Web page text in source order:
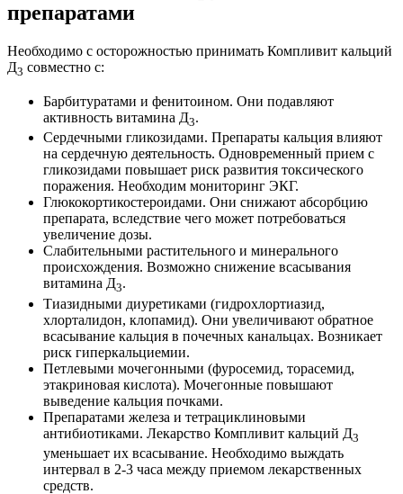
препаратами
Необходимо с осторожностью принимать Компливит кальций
Д3 совместно с:
Барбитуратами и фенитоином. Они подавляют
активность витамина Д3.
Сердечными гликозидами. Препараты кальция влияют
на сердечную деятельность. Одновременный прием с
гликозидами повышает риск развития токсического
поражения. Необходим мониторинг ЭКГ.
Глюкокортикостероидами. Они снижают абсорбцию
препарата, вследствие чего может потребоваться
увеличение дозы.
Слабительными растительного и минерального
происхождения. Возможно снижение всасывания
витамина Д3.
Тиазидными диуретиками (гидрохлортиазид,
хлорталидон, клопамид). Они увеличивают обратное
всасывание кальция в почечных канальцах. Возникает
риск гиперкальциемии.
Петлевыми мочегонными (фуросемид, торасемид,
этакриновая кислота). Мочегонные повышают
выведение кальция почками.
Препаратами железа и тетрациклиновыми
антибиотиками. Лекарство Компливит кальций Д3
уменьшает их всасывание. Необходимо выждать
интервал в 2-3 часа между приемом лекарственных
средств.